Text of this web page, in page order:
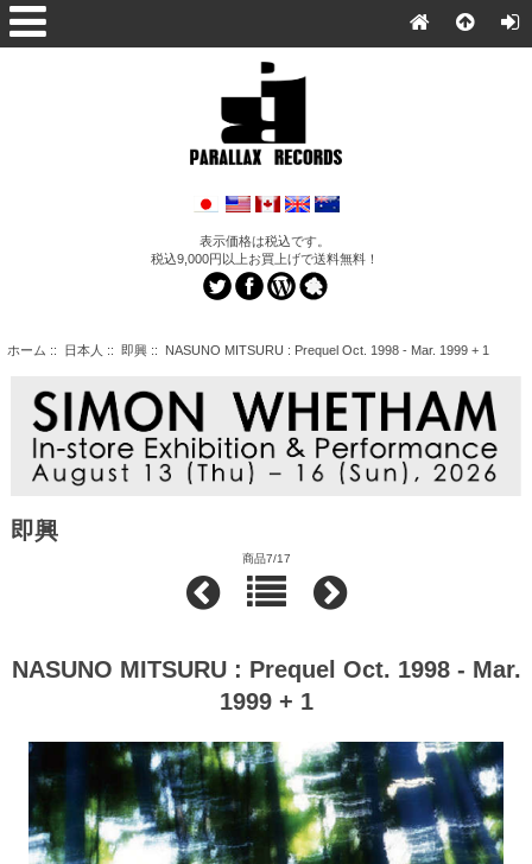
表示価格は税込です。
税込9,000円以上お買上げで送料無料！
ホーム :: 日本人 :: 即興:: NASUNO MITSURU : Prequel Oct. 1998 - Mar. 1999 + 1
即興
商品7/17
NASUNO MITSURU : Prequel Oct. 1998 - Mar.
1999 + 1